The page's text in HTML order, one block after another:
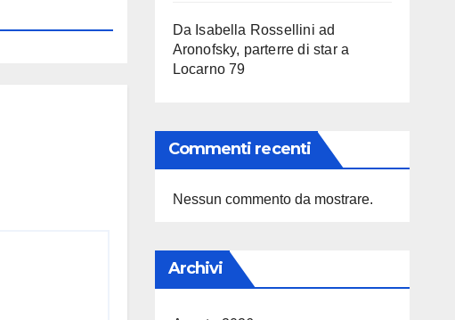
Da Isabella Rossellini ad
Aronofsky, parterre di star a
Locarno 79
Commenti recenti
Nessun commento da mostrare.
Archivi